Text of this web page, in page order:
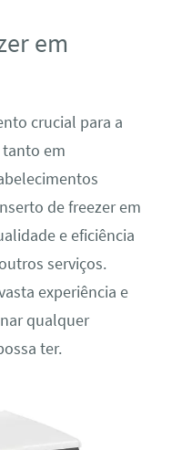
em
crucial para a
em
de freezer em
e eficiência
serviços.
experiência e
qualquer
ter.